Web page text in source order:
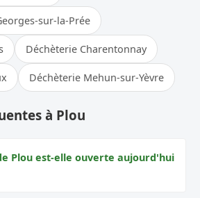
sur-la-Prée
Déchèterie Charentonnay
Déchèterie Mehun-sur-Yèvre
à Plou
Plou est-elle ouverte aujourd'hui